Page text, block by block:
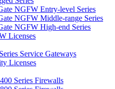
NGFW Entry-level Series
NGFW Middle-range Series
NGFW High-end Series
Licenses
Service Gateways
Licenses
Series Firewalls